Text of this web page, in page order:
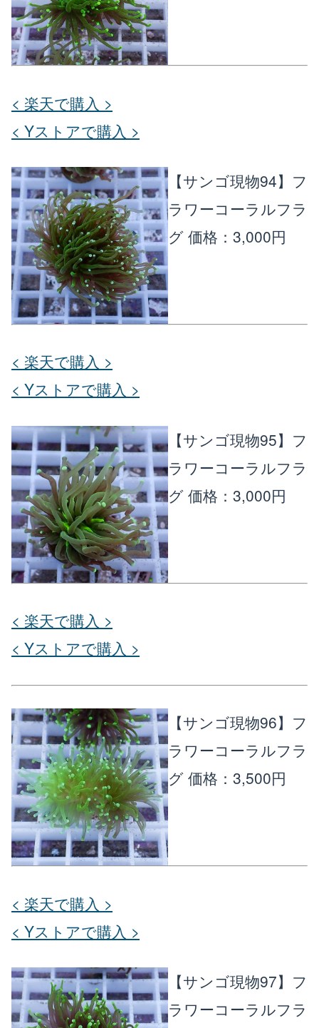
< 楽天で購入 >
< Yストアで購入 >
【サンゴ現物94】フ
ラワーコーラルフラ
グ 価格：3,000円
< 楽天で購入 >
< Yストアで購入 >
【サンゴ現物95】フ
ラワーコーラルフラ
グ 価格：3,000円
< 楽天で購入 >
< Yストアで購入 >
【サンゴ現物96】フ
ラワーコーラルフラ
グ 価格：3,500円
< 楽天で購入 >
< Yストアで購入 >
【サンゴ現物97】フ
ラワーコーラルフラ